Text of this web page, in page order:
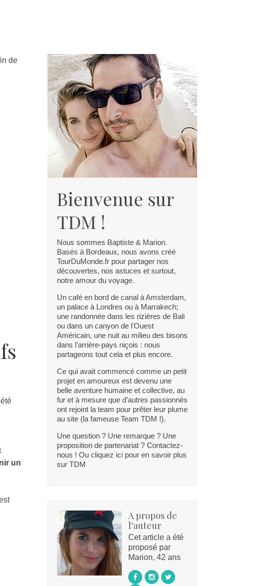
de
un
Bienvenue sur
TDM !
Nous sommes Baptiste & Marion.
Basés à Bordeaux, nous avons créé
TourDuMonde.fr pour partager nos
découvertes, nos astuces et surtout,
notre amour du voyage.
Un café en bord de canal à Amsterdam,
un palace à Londres ou à Marrakech;
une randonnée dans les rizières de Bali
ou dans un canyon de l'Ouest
Américain, une nuit au milieu des bisons
dans l’arrière-pays niçois : nous
partageons tout cela et plus encore.
Ce qui avait commencé comme un petit
projet en amoureux est devenu une
belle aventure humaine et collective, au
fur et à mesure que d’autres passionnés
ont rejoint la team pour prêter leur plume
au site (la fameuse Team TDM !).
Une question ? Une remarque ? Une
proposition de partenariat ? Contactez-
nous ! Ou cliquez ici pour en savoir plus
sur TDM
A propos de
l'auteur
Cet article a été
proposé par
Marion, 42 ans